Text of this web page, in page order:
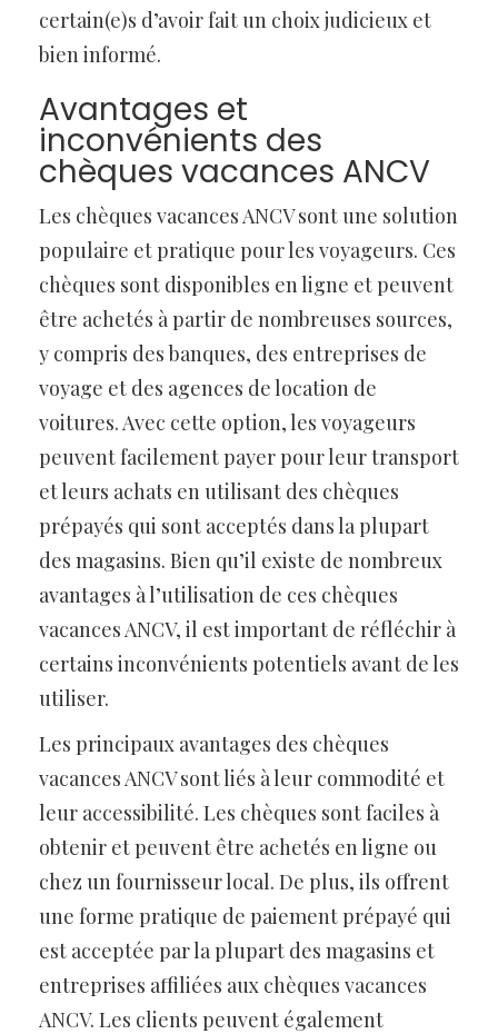
certain(e)s d’avoir fait un choix judicieux et
bien informé.
Avantages et
inconvénients des
chèques vacances ANCV
Les chèques vacances ANCV sont une solution
populaire et pratique pour les voyageurs. Ces
chèques sont disponibles en ligne et peuvent
être achetés à partir de nombreuses sources,
y compris des banques, des entreprises de
voyage et des agences de location de
voitures. Avec cette option, les voyageurs
peuvent facilement payer pour leur transport
et leurs achats en utilisant des chèques
prépayés qui sont acceptés dans la plupart
des magasins. Bien qu’il existe de nombreux
avantages à l’utilisation de ces chèques
vacances ANCV, il est important de réfléchir à
certains inconvénients potentiels avant de les
utiliser.
Les principaux avantages des chèques
vacances ANCV sont liés à leur commodité et
leur accessibilité. Les chèques sont faciles à
obtenir et peuvent être achetés en ligne ou
chez un fournisseur local. De plus, ils offrent
une forme pratique de paiement prépayé qui
est acceptée par la plupart des magasins et
entreprises affiliées aux chèques vacances
ANCV. Les clients peuvent également